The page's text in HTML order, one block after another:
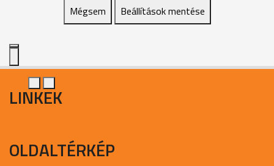
Mégsem Beállítások mentése
LINKEK
OLDALTÉRKÉP